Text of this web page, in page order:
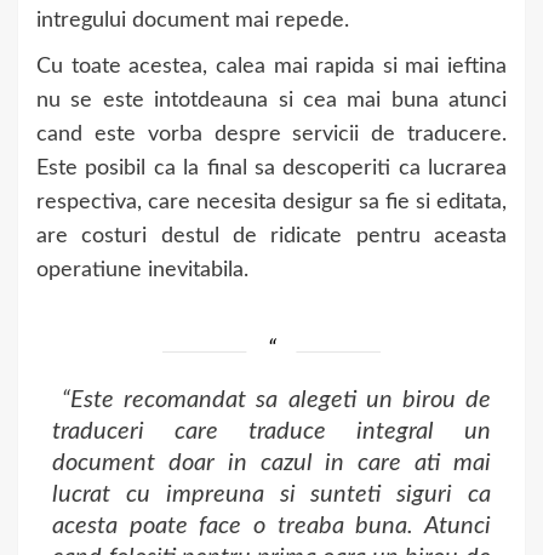
intregului document mai repede.
Cu toate acestea, calea mai rapida si mai ieftina
nu se este intotdeauna si cea mai buna atunci
cand este vorba despre servicii de traducere.
Este posibil ca la final sa descoperiti ca lucrarea
respectiva, care necesita desigur sa fie si editata,
are costuri destul de ridicate pentru aceasta
operatiune inevitabila.
“Este recomandat sa alegeti un birou de
traduceri care traduce integral un
document doar in cazul in care ati mai
lucrat cu impreuna si sunteti siguri ca
acesta poate face o treaba buna. Atunci